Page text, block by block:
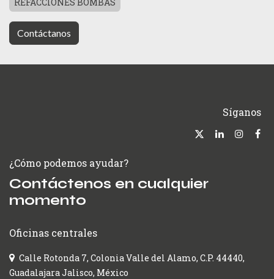
Contáctanos
Síganos
¿Cómo podemos ayudar?
Contáctenos en cualquier
momento
Oficinas centrales
Calle Rotonda 7, Colonia Valle del Alamo, C.P. 44440,
Guadalajara Jalisco, México